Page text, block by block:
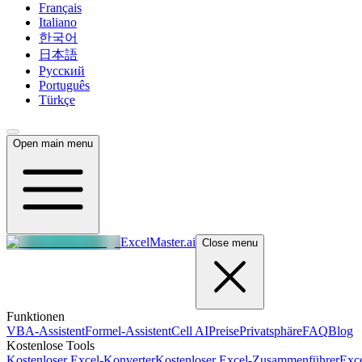
Français
Italiano
한국어
日本語
Русский
Português
Türkçe
Open main menu
ExcelMaster.ai Close menu
Funktionen
VBA-AssistentFormel-AssistentCell AIPreisePrivatsphäreFAQBlog
Kostenlose Tools